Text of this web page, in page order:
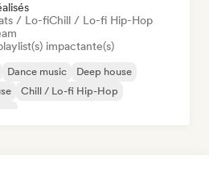
/ Lo-fiChill / Lo-fi Hip-Hop
impactante(s)
Dance music
Deep house
Chill / Lo-fi Hip-Hop